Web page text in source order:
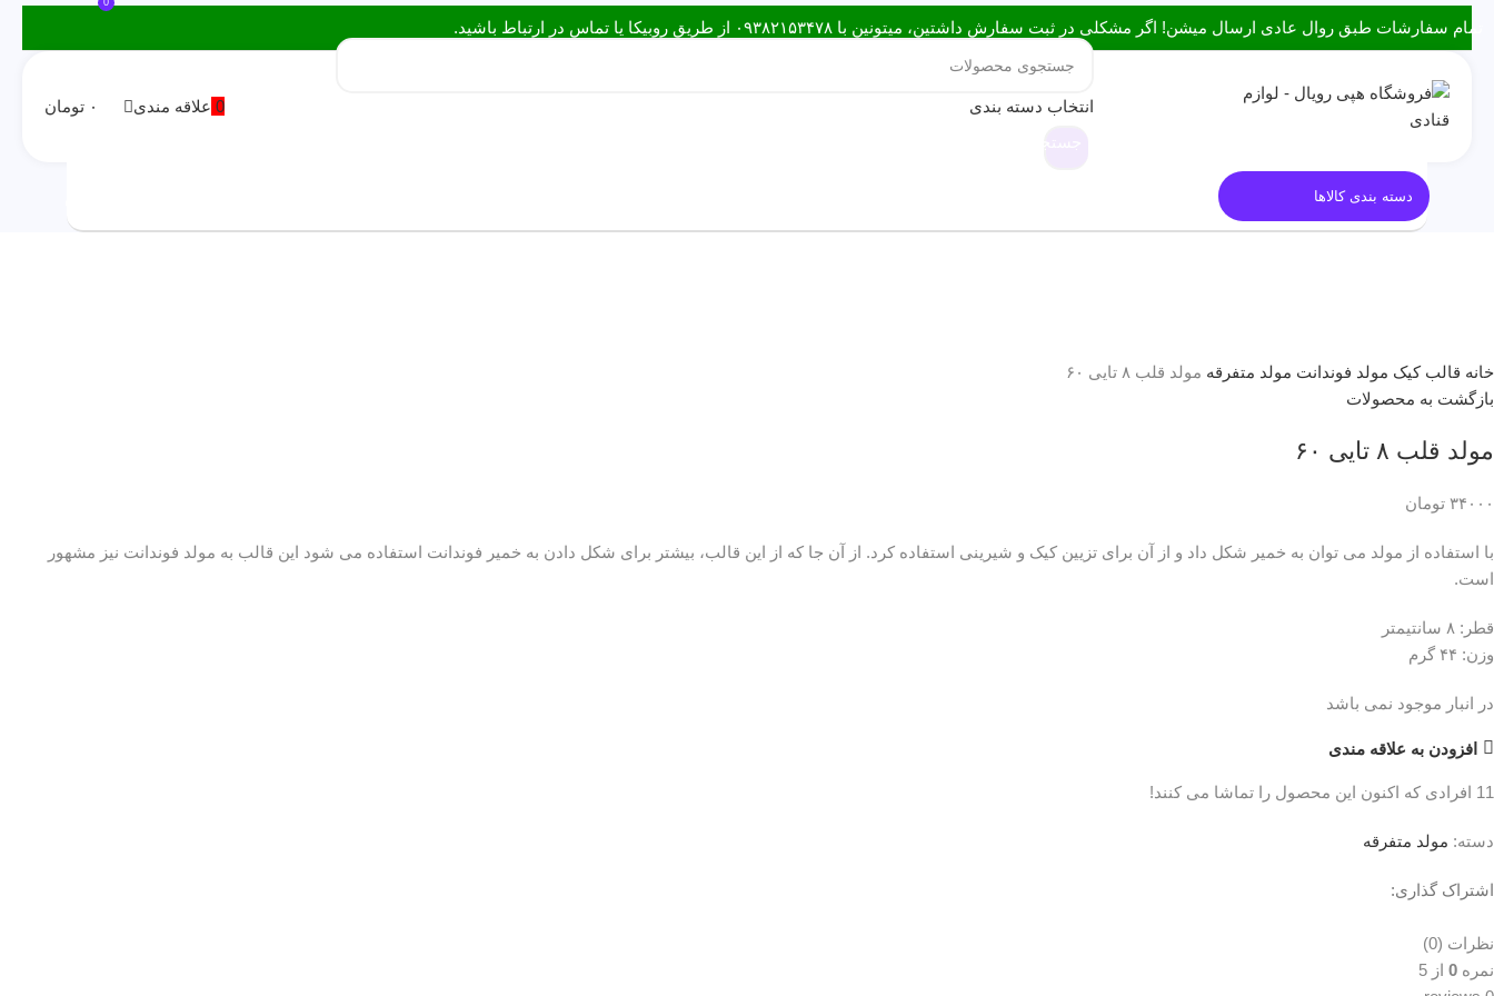
تمام سفارشات طبق روال عادی ارسال میشن! اگر مشکلی در ثبت سفارش داشتین، میتونین با ۰۹۳۸۲۱۵۳۴۷۸ از طریق روبیکا یا تماس در ارتباط باشید.
انتخاب دسته بندی
0 علاقه مندی
0
۰ تومان
دسته بندی کالاها
خانه قالب کیک مولد فوندانت مولد متفرقه مولد قلب ۸ تایی ۶۰
بازگشت به محصولات
مولد قلب ۸ تایی ۶۰
۳۴۰۰۰ تومان
با استفاده از مولد می توان به خمیر شکل داد و از آن برای تزیین کیک و شیرینی استفاده کرد. از آن جا که از این قالب، بیشتر برای شکل دادن به خمیر فوندانت استفاده می شود این قالب به مولد فوندانت نیز مشهور
است.
قطر: ۸ سانتیمتر
وزن: ۴۴ گرم
در انبار موجود نمی باشد
افزودن به علاقه مندی
11 افرادی که اکنون این محصول را تماشا می کنند!
دسته: مولد متفرقه
اشتراک گذاری:
نظرات (0)
نمره 0 از 5